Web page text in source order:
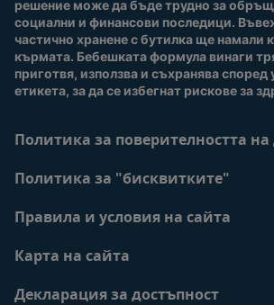
решение може да бъде трудно за
социални и финансови последици.
частично хранене с бутилка ще намали
кърмата. Бебешката формула винаги
приготвя, използва и съхранява според
етикета, за да се избегнат рискове за
Политика за поверителността
Политика за "бисквитките"
Правила и условия на сайта
Карта на сайта
Декларация за достъпност